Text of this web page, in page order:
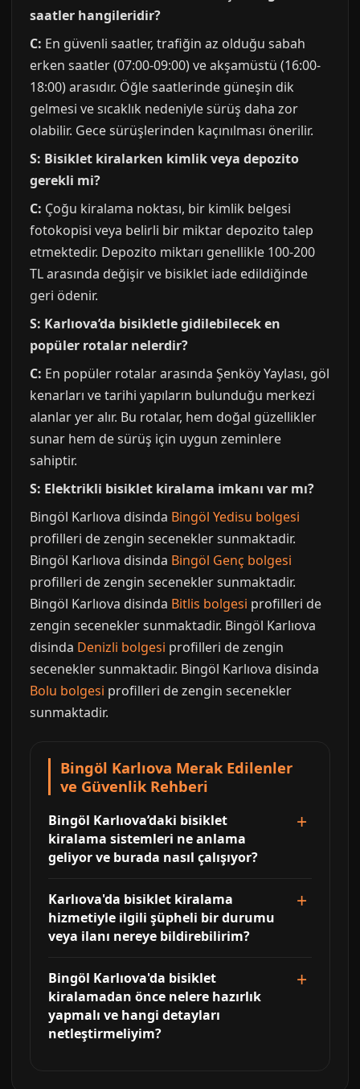
saatler hangileridir?
C: En güvenli saatler, trafiğin az olduğu sabah
erken saatler (07:00-09:00) ve akşamüstü (16:00-
18:00) arasıdır. Öğle saatlerinde güneşin dik
gelmesi ve sıcaklık nedeniyle sürüş daha zor
olabilir. Gece sürüşlerinden kaçınılması önerilir.
S: Bisiklet kiralarken kimlik veya depozito
gerekli mi?
C: Çoğu kiralama noktası, bir kimlik belgesi
fotokopisi veya belirli bir miktar depozito talep
etmektedir. Depozito miktarı genellikle 100-200
TL arasında değişir ve bisiklet iade edildiğinde
geri ödenir.
S: Karlıova’da bisikletle gidilebilecek en
popüler rotalar nelerdir?
C: En popüler rotalar arasında Şenköy Yaylası, göl
kenarları ve tarihi yapıların bulunduğu merkezi
alanlar yer alır. Bu rotalar, hem doğal güzellikler
sunar hem de sürüş için uygun zeminlere
sahiptir.
S: Elektrikli bisiklet kiralama imkanı var mı?
Bingöl Karlıova disinda Bingöl Yedisu bolgesi
profilleri de zengin secenekler sunmaktadir.
Bingöl Karlıova disinda Bingöl Genç bolgesi
profilleri de zengin secenekler sunmaktadir.
Bingöl Karlıova disinda Bitlis bolgesi profilleri de
zengin secenekler sunmaktadir. Bingöl Karlıova
disinda Denizli bolgesi profilleri de zengin
secenekler sunmaktadir. Bingöl Karlıova disinda
Bolu bolgesi profilleri de zengin secenekler
sunmaktadir.
Bingöl Karlıova Merak Edilenler
ve Güvenlik Rehberi
Bingöl Karlıova’daki bisiklet
kiralama sistemleri ne anlama
geliyor ve burada nasıl çalışıyor?
Karlıova'da bisiklet kiralama
hizmetiyle ilgili şüpheli bir durumu
veya ilanı nereye bildirebilirim?
Bingöl Karlıova'da bisiklet
kiralamadan önce nelere hazırlık
yapmalı ve hangi detayları
netleştirmeliyim?